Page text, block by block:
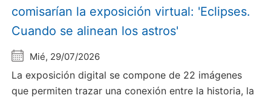
comisarían la exposición virtual: 'Eclipses.
Cuando se alinean los astros'
Mié, 29/07/2026
La exposición digital se compone de 22 imágenes
que permiten trazar una conexión entre la historia, la